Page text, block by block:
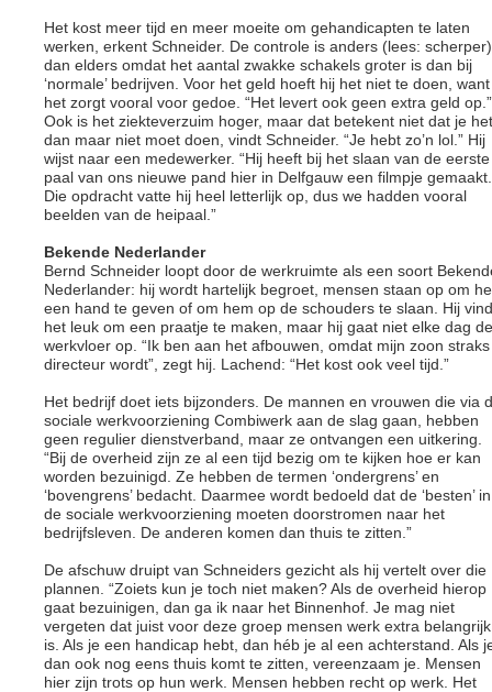
Het kost meer tijd en meer moeite om gehandicapten te laten
werken, erkent Schneider. De controle is anders (lees: scherper)
dan elders omdat het aantal zwakke schakels groter is dan bij
‘normale’ bedrijven. Voor het geld hoeft hij het niet te doen, want
het zorgt vooral voor gedoe. “Het levert ook geen extra geld op.”
Ook is het ziekteverzuim hoger, maar dat betekent niet dat je het
dan maar niet moet doen, vindt Schneider. “Je hebt zo’n lol.” Hij
wijst naar een medewerker. “Hij heeft bij het slaan van de eerste
paal van ons nieuwe pand hier in Delfgauw een filmpje gemaakt.
Die opdracht vatte hij heel letterlijk op, dus we hadden vooral
beelden van de heipaal.”
Bekende Nederlander
Bernd Schneider loopt door de werkruimte als een soort
Nederlander: hij wordt hartelijk begroet, mensen staan op om
een hand te geven of om hem op de schouders te slaan. Hij
het leuk om een praatje te maken, maar hij gaat niet elke dag de
werkvloer op. “Ik ben aan het afbouwen, omdat mijn zoon straks
directeur wordt”, zegt hij. Lachend: “Het kost ook veel tijd.”
Het bedrijf doet iets bijzonders. De mannen en vrouwen die via
sociale werkvoorziening Combiwerk aan de slag gaan, hebben
geen regulier dienstverband, maar ze ontvangen een uitkering.
“Bij de overheid zijn ze al een tijd bezig om te kijken hoe er kan
worden bezuinigd. Ze hebben de termen ‘ondergrens’ en
‘bovengrens’ bedacht. Daarmee wordt bedoeld dat de ‘besten’ in
de sociale werkvoorziening moeten doorstromen naar het
bedrijfsleven. De anderen komen dan thuis te zitten.”
De afschuw druipt van Schneiders gezicht als hij vertelt over die
plannen. “Zoiets kun je toch niet maken? Als de overheid hierop
gaat bezuinigen, dan ga ik naar het Binnenhof. Je mag niet
vergeten dat juist voor deze groep mensen werk extra belangrijk
is. Als je een handicap hebt, dan héb je al een achterstand. Als
dan ook nog eens thuis komt te zitten, vereenzaam je. Mensen
hier zijn trots op hun werk. Mensen hebben recht op werk. Het